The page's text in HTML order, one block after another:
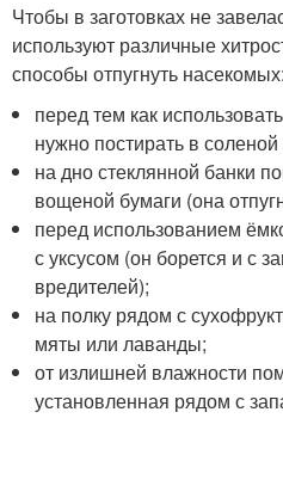
Чтобы в заготовках не
используют различные
способы отпугнуть насекомых:
перед тем как
нужно постирать в
на дно стеклянной банки
вощеной бумаги (она
перед использованием
с уксусом (он борется и с
вредителей);
на полку рядом с
мяты или лаванды;
от излишней влажности
установленная рядом с